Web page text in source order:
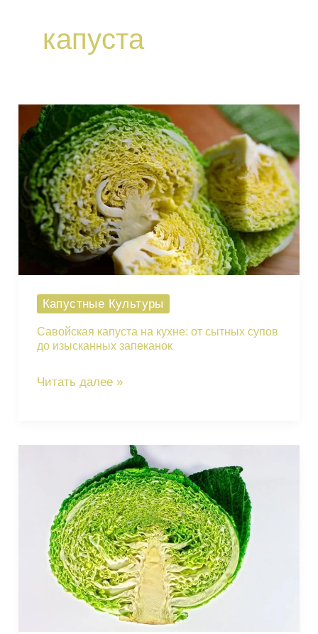
капуста
Капустные Культуры
Савойская капуста на кухне: от сытных супов
до изысканных запеканок
Савойская
кухне:
сытных
супов
до
изысканных
запеканок
Читать далее »